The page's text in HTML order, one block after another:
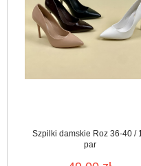
Szpilki damskie Roz 36-40 /
par